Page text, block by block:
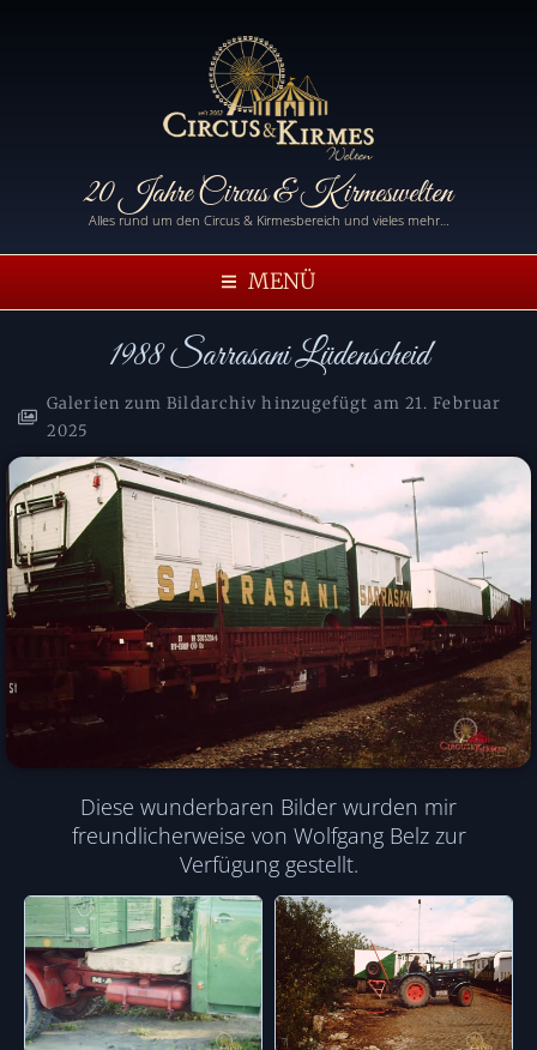
20 Jahre Circus & Kirmeswelten
Alles rund um den Circus & Kirmesbereich und vieles mehr…
MENÜ
1988 Sarrasani Lüdenscheid
Galerien zum Bildarchiv hinzugefügt am 21. Februar
2025
Diese wunderbaren Bilder wurden mir
freundlicherweise von Wolfgang Belz zur
Verfügung gestellt.